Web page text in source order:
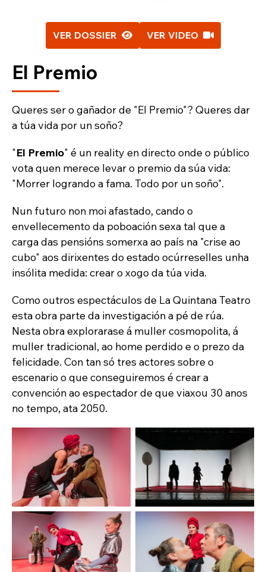
VER DOSSIER VER VIDEO
El Premio
Queres ser o gañador de "El Premio"? Queres dar
a túa vida por un soño?
"El Premio" é un reality en directo onde o público
vota quen merece levar o premio da súa vida:
"Morrer logrando a fama. Todo por un soño".
Nun futuro non moi afastado, cando o
envellecemento da poboación sexa tal que a
carga das pensións somerxa ao país na "crise ao
cubo" aos dirixentes do estado ocúrreselles unha
insólita medida: crear o xogo da túa vida.
Como outros espectáculos de La Quintana Teatro
esta obra parte da investigación a pé de rúa.
Nesta obra explorarase á muller cosmopolita, á
muller tradicional, ao home perdido e o prezo da
felicidade. Con tan só tres actores sobre o
escenario o que conseguiremos é crear a
convención ao espectador de que viaxou 30 anos
no tempo, ata 2050.